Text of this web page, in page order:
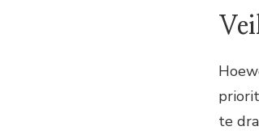
te